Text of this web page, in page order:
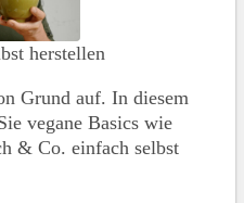
herstellen
Grund auf. In diesem
vegane Basics wie
& Co. einfach selbst